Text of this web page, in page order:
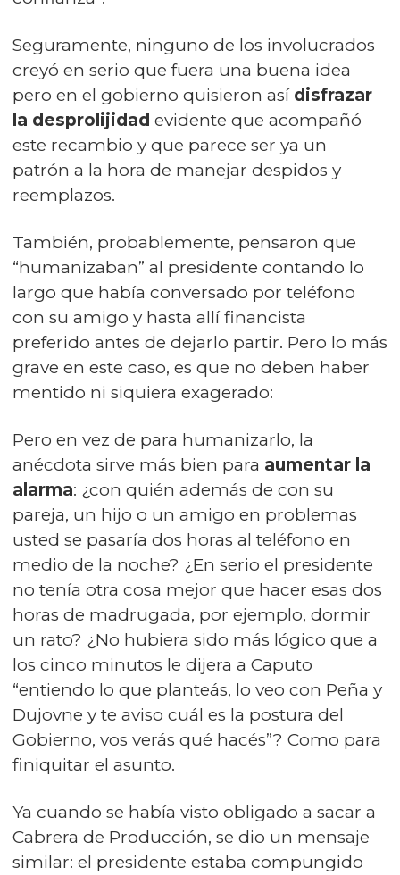
Seguramente, ninguno de los involucrados
creyó en serio que fuera una buena idea
pero en el gobierno quisieron así disfrazar
la desprolijidad evidente que acompañó
este recambio y que parece ser ya un
patrón a la hora de manejar despidos y
reemplazos.
También, probablemente, pensaron que
“humanizaban” al presidente contando lo
largo que había conversado por teléfono
con su amigo y hasta allí financista
preferido antes de dejarlo partir. Pero lo más
grave en este caso, es que no deben haber
mentido ni siquiera exagerado:
Pero en vez de para humanizarlo, la
anécdota sirve más bien para aumentar la
alarma: ¿con quién además de con su
pareja, un hijo o un amigo en problemas
usted se pasaría dos horas al teléfono en
medio de la noche? ¿En serio el presidente
no tenía otra cosa mejor que hacer esas dos
horas de madrugada, por ejemplo, dormir
un rato? ¿No hubiera sido más lógico que a
los cinco minutos le dijera a Caputo
“entiendo lo que planteás, lo veo con Peña y
Dujovne y te aviso cuál es la postura del
Gobierno, vos verás qué hacés”? Como para
finiquitar el asunto.
Ya cuando se había visto obligado a sacar a
Cabrera de Producción, se dio un mensaje
similar: el presidente estaba compungido